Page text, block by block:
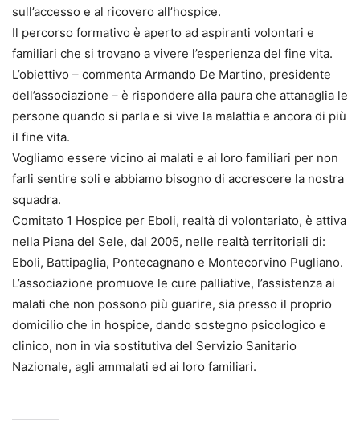
sull’accesso e al ricovero all’hospice.
Il percorso formativo è aperto ad aspiranti volontari e
familiari che si trovano a vivere l’esperienza del fine vita.
L’obiettivo – commenta Armando De Martino, presidente
dell’associazione – è rispondere alla paura che attanaglia le
persone quando si parla e si vive la malattia e ancora di più
il fine vita.
Vogliamo essere vicino ai malati e ai loro familiari per non
farli sentire soli e abbiamo bisogno di accrescere la nostra
squadra.
Comitato 1 Hospice per Eboli, realtà di volontariato, è attiva
nella Piana del Sele, dal 2005, nelle realtà territoriali di:
Eboli, Battipaglia, Pontecagnano e Montecorvino Pugliano.
L’associazione promuove le cure palliative, l’assistenza ai
malati che non possono più guarire, sia presso il proprio
domicilio che in hospice, dando sostegno psicologico e
clinico, non in via sostitutiva del Servizio Sanitario
Nazionale, agli ammalati ed ai loro familiari.